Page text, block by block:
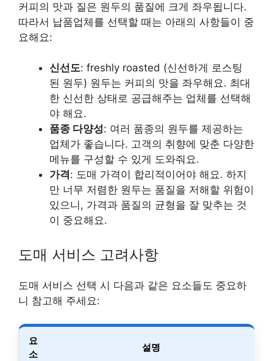
커피의 맛과 질은 원두의 품질에 크게 좌우됩니다.
따라서 납품업체를 선택할 때는 아래의 사항들이 중
요해요:
신선도: freshly roasted (신선하게 로스팅
된 원두) 원두는 커피의 맛을 좌우해요. 최대
한 신선한 상태로 공급해주는 업체를 선택해
야 해요.
품종 다양성: 여러 품종의 원두를 제공하는
업체가 좋습니다. 고객의 취향에 맞춘 다양한
메뉴를 구성할 수 있게 도와줘요.
가격: 도매 가격이 합리적이어야 해요. 하지
만 너무 저렴한 원두는 품질을 저해할 위험이
있으니, 가격과 품질의 균형을 잘 맞추는 것
이 중요해요.
도매 서비스 고려사항
도매 서비스 선택 시 다음과 같은 요소들도 중요하
니 참고해 주세요:
요
소
설명